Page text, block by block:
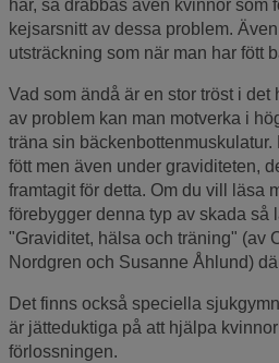
har, så drabbas även kvinnor som
kejsarsnitt av dessa problem.
utsträckning som när man har fött
Vad som ändå är en stor tröst i det
av problem kan man motverka i
träna sin bäckenbottenmuskulatur.
fött men även under graviditeten,
framtagit för detta. Om du vill läsa
förebygger denna typ av skada så
"Graviditet, hälsa och träning" (av
Nordgren och Susanne Åhlund)
Det finns också speciella
är jätteduktiga på att hjälpa
förlossningen.